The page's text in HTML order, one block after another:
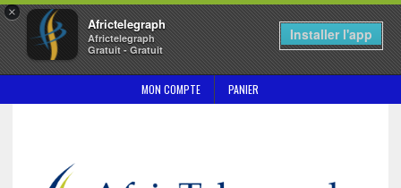
×
Africtelegraph
Africtelegraph
Gratuit - Gratuit
Installer l'app
MON COMPTE PANIER